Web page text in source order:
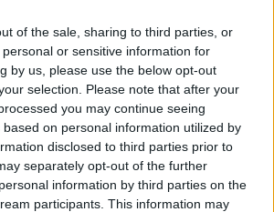
of the sale, sharing to third parties, or
or sensitive information for
by us, please use the below opt-out
selection. Please note that after your
you may continue seeing
on personal information utilized by
disclosed to third parties prior to
separately opt-out of the further
information by third parties on the
participants. This information may
αυτή έχει να κάνει
τον περιορισμό των
την προστασία των
η παραγωγή έχει μειώσει τις
ενώ παράλληλα,
συνεργατών εργάζεται από